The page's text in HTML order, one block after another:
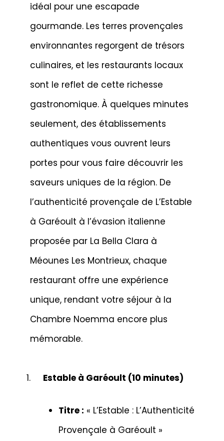
idéal pour une escapade
gourmande. Les terres provençales
environnantes regorgent de trésors
culinaires, et les restaurants locaux
sont le reflet de cette richesse
gastronomique. À quelques minutes
seulement, des établissements
authentiques vous ouvrent leurs
portes pour vous faire découvrir les
saveurs uniques de la région. De
l’authenticité provençale de L’Estable
à Garéoult à l’évasion italienne
proposée par La Bella Clara à
Méounes Les Montrieux, chaque
restaurant offre une expérience
unique, rendant votre séjour à la
Chambre Noemma encore plus
mémorable.
Estable à Garéoult (10 minutes)
Titre : « L’Estable : L’Authenticité
Provençale à Garéoult »